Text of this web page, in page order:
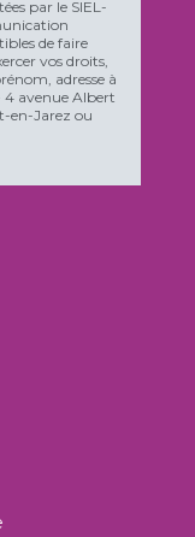
par le SIEL-
de faire
vos droits,
adresse à
4 avenue Albert
en-Jarez ou